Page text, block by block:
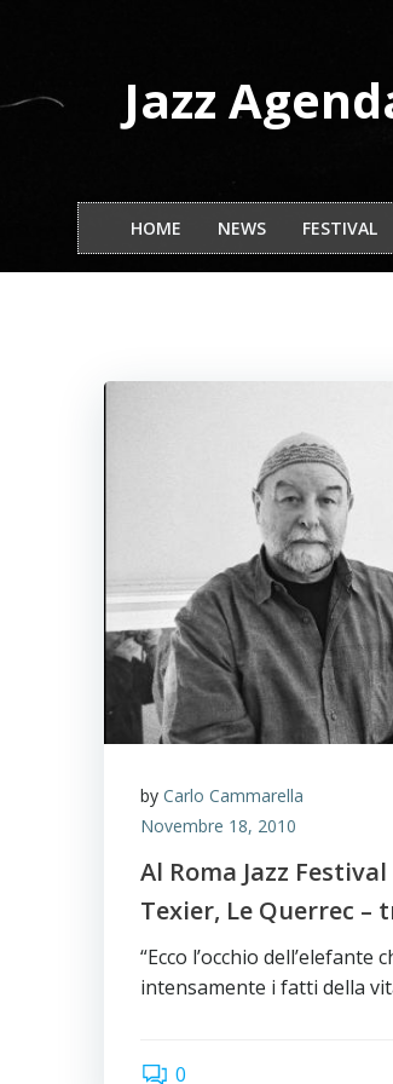
Jazz
HOME NEWS FESTIVAL
by Carlo Cammarella
Novembre 18, 2010
Al Roma Jazz
Texier, Le Querrec
“Ecco l’occhio
intensamente i fatti della
0